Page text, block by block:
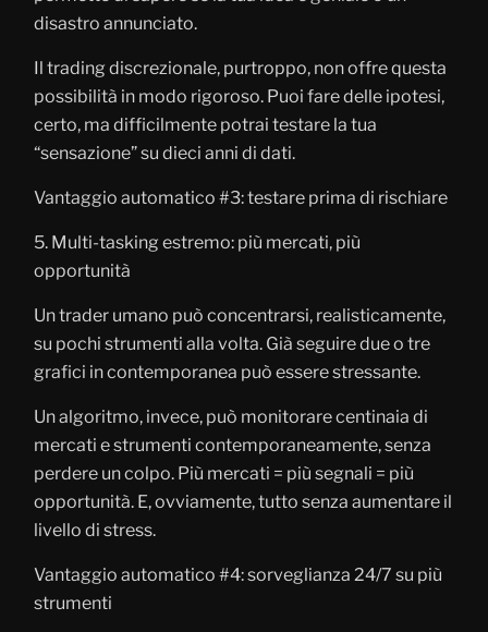
disastro annunciato.
Il trading discrezionale, purtroppo, non offre questa
possibilità in modo rigoroso. Puoi fare delle ipotesi,
certo, ma difficilmente potrai testare la tua
“sensazione” su dieci anni di dati.
Vantaggio automatico #3: testare prima di rischiare
5. Multi-tasking estremo: più mercati, più
opportunità
Un trader umano può concentrarsi, realisticamente,
su pochi strumenti alla volta. Già seguire due o tre
grafici in contemporanea può essere stressante.
Un algoritmo, invece, può monitorare centinaia di
mercati e strumenti contemporaneamente, senza
perdere un colpo. Più mercati = più segnali = più
opportunità. E, ovviamente, tutto senza aumentare il
livello di stress.
Vantaggio automatico #4: sorveglianza 24/7 su più
strumenti